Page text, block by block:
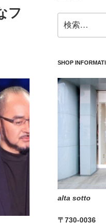
フ
索:
SHOP
alta sotto
〒730-0036